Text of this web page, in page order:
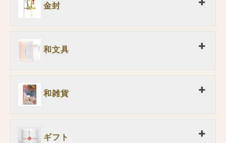
金封
和文具
和雑貨
ギフト